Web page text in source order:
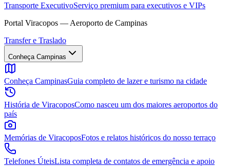
Transporte ExecutivoServiço premium para executivos e VIPs
Portal Viracopos — Aeroporto de Campinas
Transfer e Traslado
Conheça Campinas
Conheça CampinasGuia completo de lazer e turismo na cidade
História de ViracoposComo nasceu um dos maiores aeroportos do
país
Memórias de ViracoposFotos e relatos históricos do nosso terraço
Telefones ÚteisLista completa de contatos de emergência e apoio